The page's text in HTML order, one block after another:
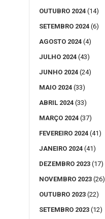
OUTUBRO 2024 (14)
SETEMBRO 2024 (6)
AGOSTO 2024 (4)
JULHO 2024 (43)
JUNHO 2024 (24)
MAIO 2024 (33)
ABRIL 2024 (33)
MARÇO 2024 (37)
FEVEREIRO 2024 (41)
JANEIRO 2024 (41)
DEZEMBRO 2023 (17)
NOVEMBRO 2023 (26)
OUTUBRO 2023 (22)
SETEMBRO 2023 (12)